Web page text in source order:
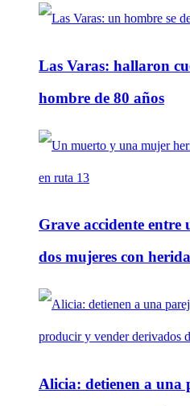
Las Varas: hallaron
hombre de 80 años
Grave accidente
dos mujeres con
Alicia: detienen a una